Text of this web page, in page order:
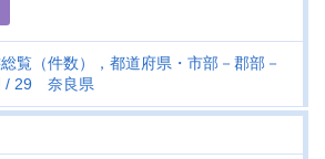
覧（件数），都道府県・市部－郡部－
29 奈良県